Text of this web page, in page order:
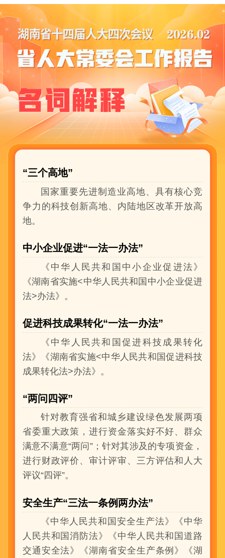
“三个高地”
国家重要先进制造业高地、具有核心竞
争力的科技创新高地、内陆地区改革开放高
地。
中小企业促进“一法一办法”
《中华人民共和国中小企业促进法》
《湖南省实施<中华人民共和国中小企业促进
法>办法》。
促进科技成果转化“一法一办法”
《中华人民共和国促进科技成果转化
法》《湖南省实施<中华人民共和国促进科技
成果转化法>办法》。
“两问四评”
针对教育强省和城乡建设绿色发展两项
省委重大政策，进行资金落实好不好、群众
满意不满意“两问”；针对其涉及的专项资金，
进行财政评价、审计评审、三方评估和人大
评议“四评”。
安全生产“三法一条例两办法”
《中华人民共和国安全生产法》《中华
人民共和国消防法》《中华人民共和国道路
交通安全法》《湖南省安全生产条例》《湖